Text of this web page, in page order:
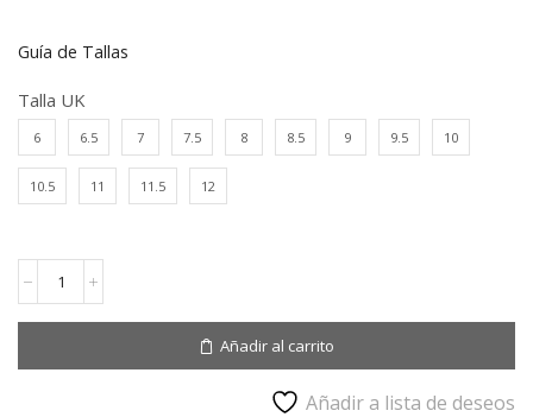
Guía de Tallas
Talla UK
6 6.5 7 7.5 8 8.5 9 9.5 10
10.5 11 11.5 12
Bordeaux
Antique
cantidad
Añadir al carrito
Añadir a lista de deseos